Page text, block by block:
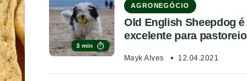
3 min
AGRONEGÓCIO
Old English Sheepdog
excelente para pastoreio
Mayk Alves 12.04.2021